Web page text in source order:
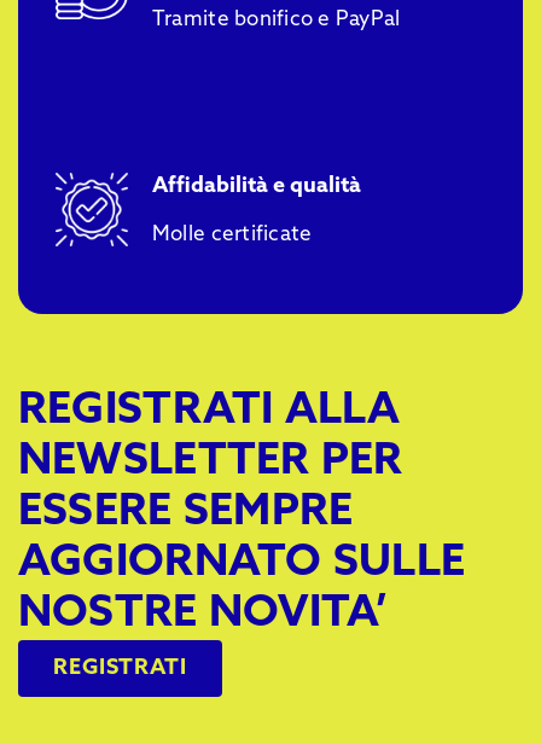
Tramite bonifico e PayPal
Affidabilità e qualità
Molle certificate
REGISTRATI ALLA
NEWSLETTER PER
ESSERE SEMPRE
AGGIORNATO SULLE
NOSTRE NOVITA’
REGISTRATI